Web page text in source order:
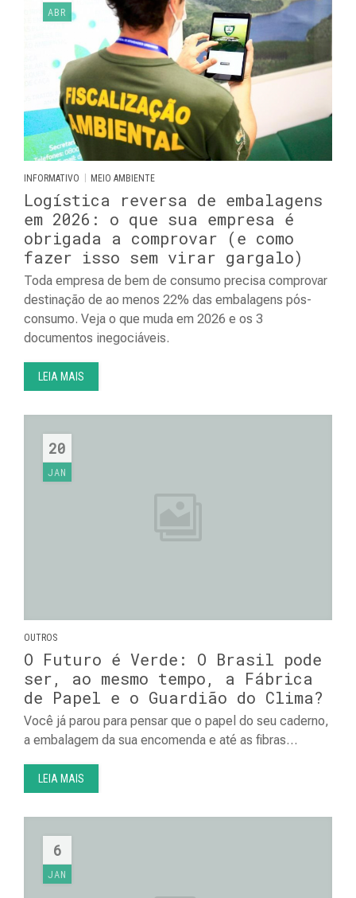
ABR
INFORMATIVO MEIO AMBIENTE
Logística reversa de embalagens
em 2026: o que sua empresa é
obrigada a comprovar (e como
fazer isso sem virar gargalo)
Toda empresa de bem de consumo precisa comprovar
destinação de ao menos 22% das embalagens pós-
consumo. Veja o que muda em 2026 e os 3
documentos inegociáveis.
LEIA MAIS
20
JAN
OUTROS
O Futuro é Verde: O Brasil pode
ser, ao mesmo tempo, a Fábrica
de Papel e o Guardião do Clima?
Você já parou para pensar que o papel do seu caderno,
a embalagem da sua encomenda e até as fibras…
LEIA MAIS
6
JAN